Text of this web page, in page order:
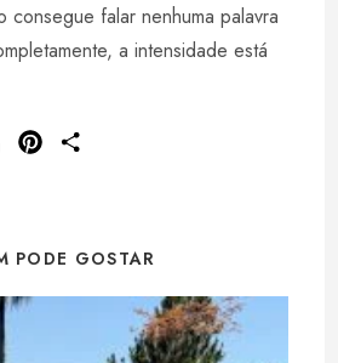
consegue falar nenhuma palavra
a intensidade está
e
d
I
e
r
e
PODE GOSTAR